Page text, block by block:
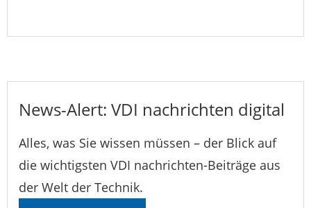
News-Alert: VDI nachrichten digital
Alles, was Sie wissen müssen – der Blick auf
die wichtigsten VDI nachrichten-Beiträge aus
der Welt der Technik.